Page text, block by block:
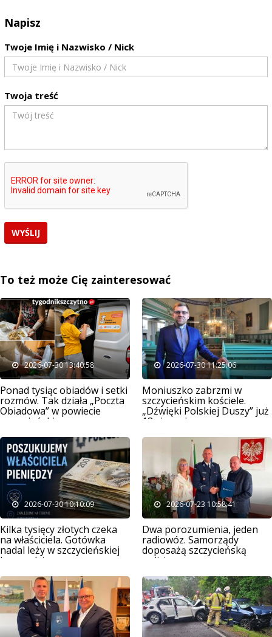
Napisz
Twoje Imię i Nazwisko / Nick
Twoja treść
To też może Cię zainteresować
2026-07-30 13:40:58
Ponad tysiąc obiadów i setki
rozmów. Tak działa „Poczta
Obiadowa” w powiecie
szczycieńskim
2026-07-30 11:25:06
Moniuszko zabrzmi w
szczycieńskim kościele.
„Dźwięki Polskiej Duszy” już
13 sierpnia
2026-07-30 10:10:09
Kilka tysięcy złotych czeka
na właściciela. Gotówka
nadal leży w szczycieńskiej
komendzie
2026-07-23 10:58:41
Dwa porozumienia, jeden
radiowóz. Samorządy
doposażą szczycieńską
policję